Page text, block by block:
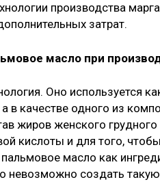
производства
затрат.
масло при
Оно используется
в качестве одного из
жиров женского
кислоты и для того,
масло как
невозможно создать